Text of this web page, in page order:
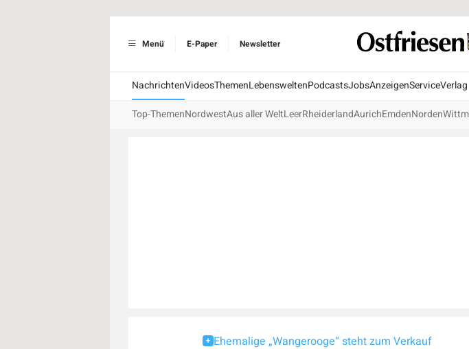
Menü E-Paper Newsletter
NachrichtenVideosThemenLebensweltenPodcastsJobsAnzeigenServiceVerlag
Top-ThemenNordwestAus aller WeltLeerRheiderlandAurichEmdenNorden
Ehemalige „Wangerooge“ steht zum Verkauf